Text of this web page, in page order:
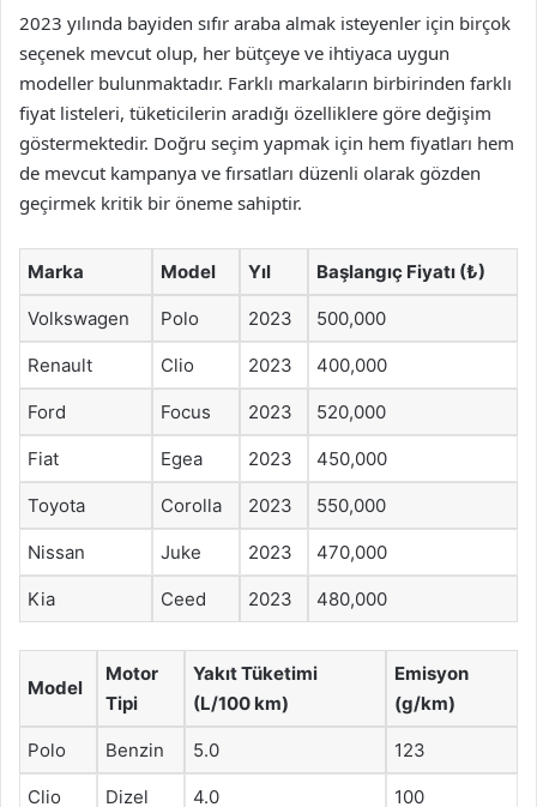
2023 yılında bayiden sıfır araba almak isteyenler için birçok
seçenek mevcut olup, her bütçeye ve ihtiyaca uygun
modeller bulunmaktadır. Farklı markaların birbirinden farklı
fiyat listeleri, tüketicilerin aradığı özelliklere göre değişim
göstermektedir. Doğru seçim yapmak için hem fiyatları hem
de mevcut kampanya ve fırsatları düzenli olarak gözden
geçirmek kritik bir öneme sahiptir.
Marka Model Yıl Başlangıç Fiyatı (₺)
Volkswagen Polo 2023 500,000
Renault Clio 2023 400,000
Ford Focus 2023 520,000
Fiat Egea 2023 450,000
Toyota Corolla 2023 550,000
Nissan Juke 2023 470,000
Kia Ceed 2023 480,000
Model
Motor
Tipi
Yakıt Tüketimi
(L/100 km)
Emisyon
(g/km)
Polo Benzin 5.0 123
Clio Dizel 4.0 100